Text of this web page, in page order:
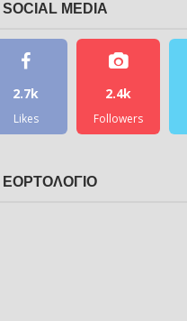
SOCIAL MEDIA
2.7k
Likes
2.4k
Followers
ΕΟΡΤΟΛΟΓΙΟ